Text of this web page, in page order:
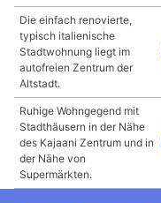
Die einfach renovierte,
typisch italienische
Stadtwohnung liegt im
autofreien Zentrum der
Altstadt.
Ruhige Wohngegend mit
Stadthäusern in der Nähe
des Kajaani Zentrum und in
der Nähe von
Supermärkten.